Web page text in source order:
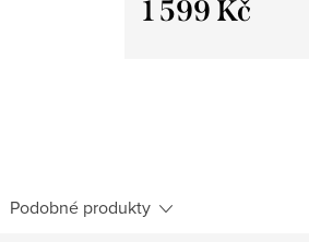
1 599 Kč
Podobné produkty